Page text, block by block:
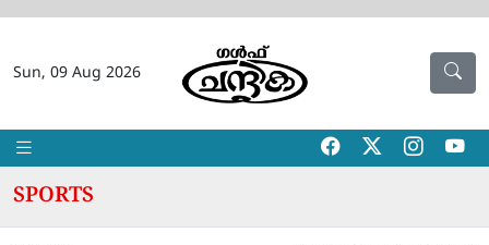
Sun, 09 Aug 2026
SPORTS